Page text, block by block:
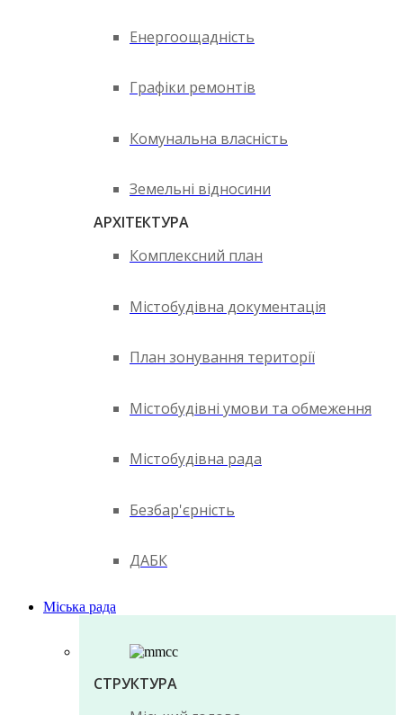
Енергоощадність
Графіки ремонтів
Комунальна власність
Земельні відносини
АРХІТЕКТУРА
Комплексний план
Містобудівна документація
План зонування території
Містобудівні умови та обмеження
Містобудівна рада
Безбар'єрність
ДАБК
Міська рада
СТРУКТУРА